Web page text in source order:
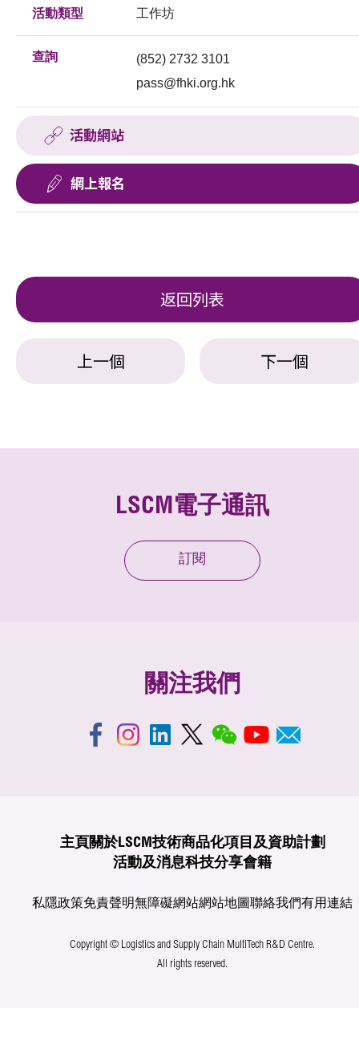
活動類型 工作坊
查詢
(852) 2732 3101
pass@fhki.org.hk
活動網站
網上報名
返回列表
上一個 下一個
LSCM電子通訊
訂閱
關注我們
主頁 關於LSCM技術商品化項目及資助計劃
活動及消息科技分享會籍
私隱政策免責聲明無障礙網站網站地圖聯絡我們有用連結
Copyright © Logistics and Supply Chain MultiTech R&D Centre.
All rights reserved.